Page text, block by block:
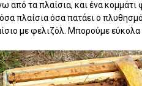
από τα πλαίσια, και ένα
πλαίσια όσα πατάει ο
με φελιζόλ. Μπορούμε